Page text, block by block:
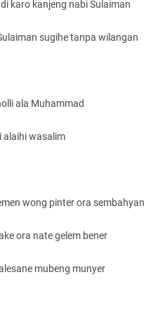
karo kanjeng nabi Sulaiman
sugihe tanpa wilangan
ala Muhammad
alaihi wasalim
wong pinter ora
ora nate gelem bener
mubeng munyer